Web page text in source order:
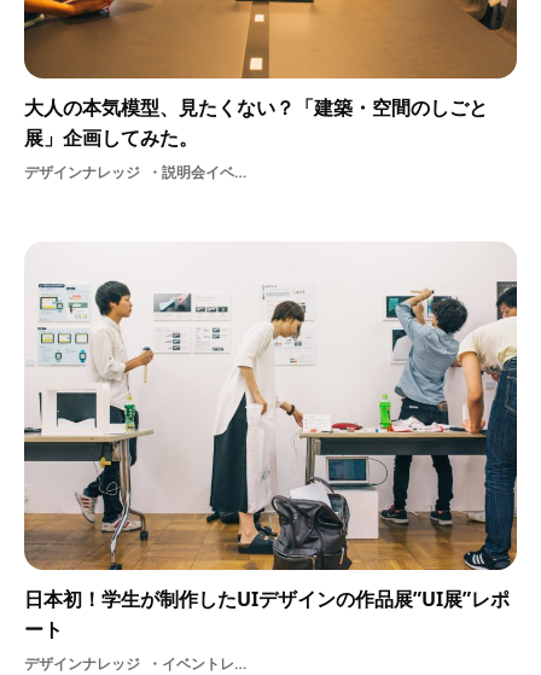
大人の本気模型、見たくない？「建築・空間のしごと
展」企画してみた。
デザインナレッジ 説明会イベントレポート美大生空間デザイン建築家
日本初！学生が制作したUIデザインの作品展”UI展”レポ
ート
デザインナレッジ イベントレポートUI